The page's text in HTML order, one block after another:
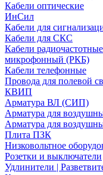
Кабели оптические
ИнСил
Кабели для
Кабели для СКС
Кабели
микрофонный (РКБ)
Кабели телефонные
Провода для полевой
КВИП
Арматура ВЛ (СИП)
Арматура для
Арматура для
Плита ПЗК
Низковольтное
Розетки и выключатели
Удлинители |